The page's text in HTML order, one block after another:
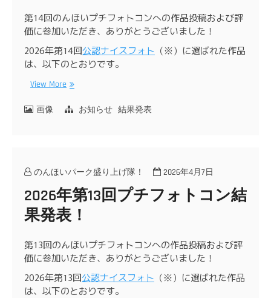
第14回のんほいプチフォトコンへの作品投稿および評
価に参加いただき、ありがとうございました！
2026年第14回公認ナイスフォト （※）に選ばれた作品
は、以下のとおりです。
View More
画像 お知らせ 結果発表
のんほいパーク盛り上げ隊！ 2026年4月7日
2026年第13回プチフォトコン結
果発表！
第13回のんほいプチフォトコンへの作品投稿および評
価に参加いただき、ありがとうございました！
2026年第13回公認ナイスフォト （※）に選ばれた作品
は、以下のとおりです。